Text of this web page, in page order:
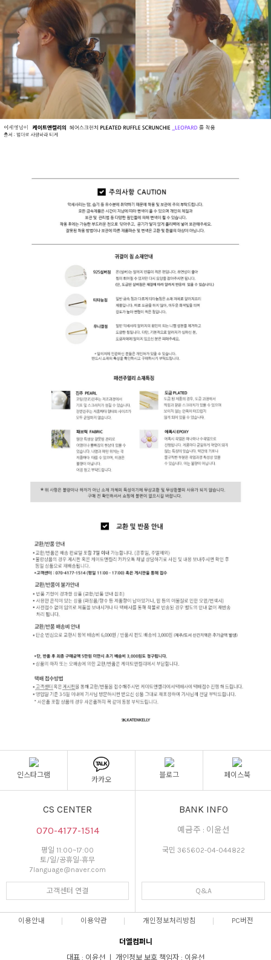
인스타그램
카카오
블로그 페이스북
CS CENTER
070-4177-1514
평일 11:00~17:00
토/일/공휴일-휴무
7language@naver.com
고객센터 연결
BANK INFO
예금주 : 이윤선
국민 365602-04-044822
Q&A
이용안내 이용약관 개인정보처리방침 PC버전
더엘컴퍼니
대표 : 이윤선 ㅣ 개인정보 보호 책임자 : 이윤선